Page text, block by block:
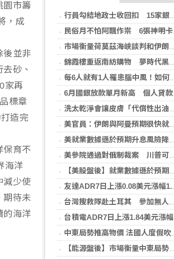
行員勾結地政士收回扣 15家銀行60多人涉案
民俗月不怕阿飄作祟 6張神明卡護佑平安
市場衡量荷莫茲海峽談判和伊朗局勢 油價走高
錦霞樓重返南紡購物 夢時代黑毛屋新開張
每6人就有1人罹患腦中風！如何預防中風？危險因子與治療新進展
6月國銀放款單月新高 個人貸款暴增2575億
洗太乾淨會讓皮膚「代償性出油」？2招擺脫外油內乾的穩膚對策
美官員：伊朗與阿曼預期很快就荷莫茲海峽達成協議
美就業數據遜於預期升息風險降低 美股收紅
美參院通過對俄制裁案 川普可課俄商品最高500%關稅
【美股盤後】就業數據遜於預期升息風險降 收紅
友達ADR7日上漲0.08美元漲幅1.06%折台股24.70元
台灣搜救隊赴土耳其 參加無人機整合激流救援訓練
台積電ADR7日上漲1.84美元漲幅0.44%折台股2712.45元
中東局勢推高物價 法國人度假吹起「平價風」
【能源盤後】市場衡量中東局勢 油價走高
園市籌
，成
後並非
砂、
家再
標章
造完
保育不
海洋
減少使
期待未
的海洋